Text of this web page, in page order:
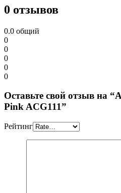
0 отзывов
0.0 общий
0
0
0
0
0
Оставьте свой отзыв на
Pink AСG111”
Рейтинг